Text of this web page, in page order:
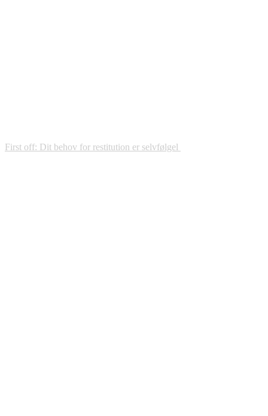
First off: Dit behov for restitution er selvfølgel